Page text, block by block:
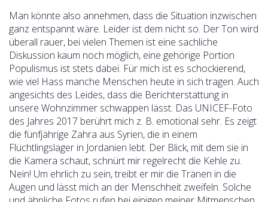
Man könnte also annehmen, dass die Situation inzwischen
ganz entspannt wäre. Leider ist dem nicht so. Der Ton wird
überall rauer, bei vielen Themen ist eine sachliche
Diskussion kaum noch möglich, eine gehörige Portion
Populismus ist stets dabei. Für mich ist es schockierend,
wie viel Hass manche Menschen heute in sich tragen. Auch
angesichts des Leides, dass die Berichterstattung in
unsere Wohnzimmer schwappen lässt. Das UNICEF-Foto
des Jahres 2017 berührt mich z. B. emotional sehr. Es zeigt
die fünfjährige Zahra aus Syrien, die in einem
Flüchtlingslager in Jordanien lebt. Der Blick, mit dem sie in
die Kamera schaut, schnürt mir regelrecht die Kehle zu.
Nein! Um ehrlich zu sein, treibt er mir die Tränen in die
Augen und lässt mich an der Menschheit zweifeln. Solche